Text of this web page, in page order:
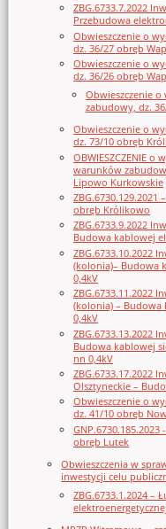
ZBG.6733.7.2022
Przebudowa
Obwieszczenie o
dz. 36/27 obręb
Obwieszczenie o
dz. 36/26 obręb
Obwieszczenie
zabudowy, dz.
Obwieszczenie o
dz. 73/10 obręb
OBWIESZCZENIE
warunków
Lipowo Kurkowskie
obręb Królikowo
ZBG.6733.9.2022
Budowa kablowej
ZBG.6733.10.2022
(kolonia)– Budowa
0,4kV
ZBG.6733.11.2022
(kolonia) – Budowa
0,4kV
ZBG.6733.13.2022
Budowa kablowej
nn 0,4kV
ZBG.6733.17.2022
Olsztyneckie –
Obwieszczenie o
dz. 41/10 obręb
obręb Lutek
Obwieszczenia w
inwestycji celu
ZBG.6733.1.2024 –